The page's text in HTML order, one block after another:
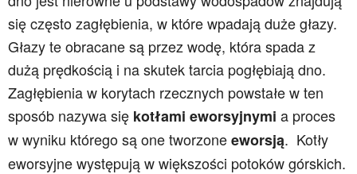
się często zagłębienia, w które wpadają duże głazy.
Głazy te obracane są przez wodę, która spada z
dużą prędkością i na skutek tarcia pogłębiają dno.
Zagłębienia w korytach rzecznych powstałe w ten
sposób nazywa się kotłami eworsyjnymi a proces
w wyniku którego są one tworzoneeworsją. Kotły
eworsyjne występują w większości potoków górskich.